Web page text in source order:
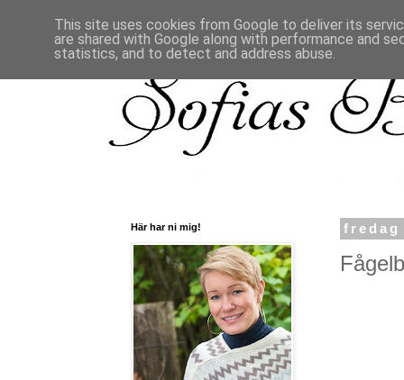
fredag
Här har ni mig!
This site uses cookies from Google to deliver its
are shared with Google along with performance and
statistics, and to detect and address abuse.